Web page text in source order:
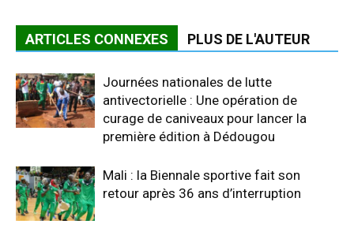
ARTICLES CONNEXES PLUS DE L'AUTEUR
Journées nationales de lutte
antivectorielle : Une opération de
curage de caniveaux pour lancer la
première édition à Dédougou
Mali : la Biennale sportive fait son
retour après 36 ans d’interruption